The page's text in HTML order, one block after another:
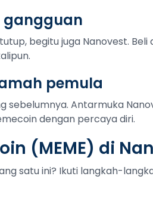
gangguan
begitu juga Nanovest. Beli
pemula
sebelumnya. Antarmuka
dengan percaya diri.
(MEME) di
satu ini? Ikuti langkah-